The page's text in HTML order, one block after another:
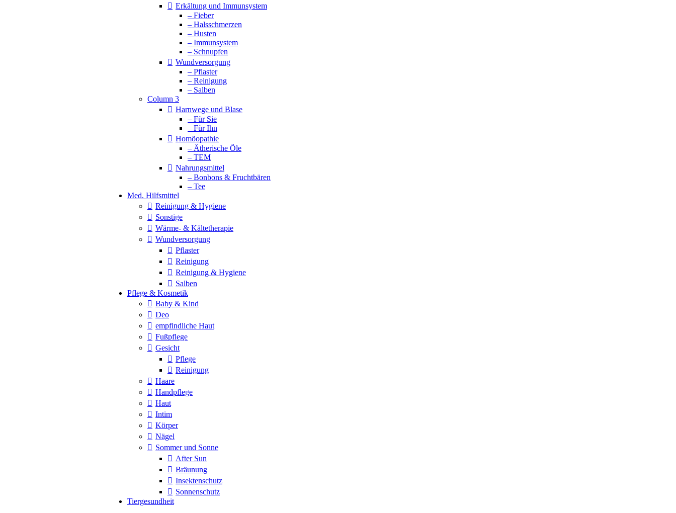
Erkältung und Immunsystem
– Fieber
– Halsschmerzen
– Husten
– Immunsystem
– Schnupfen
Wundversorgung
– Pflaster
– Reinigung
– Salben
Column 3
Harnwege und Blase
– Für Sie
– Für Ihn
Homöopathie
– Ätherische Öle
– TEM
Nahrungsmittel
– Bonbons & Fruchtbären
– Tee
Med. Hilfsmittel
Reinigung & Hygiene
Sonstige
Wärme- & Kältetherapie
Wundversorgung
Pflaster
Reinigung
Reinigung & Hygiene
Salben
Pflege & Kosmetik
Baby & Kind
Deo
empfindliche Haut
Fußpflege
Gesicht
Pflege
Reinigung
Haare
Handpflege
Haut
Intim
Körper
Nägel
Sommer und Sonne
After Sun
Bräunung
Insektenschutz
Sonnenschutz
Tiergesundheit